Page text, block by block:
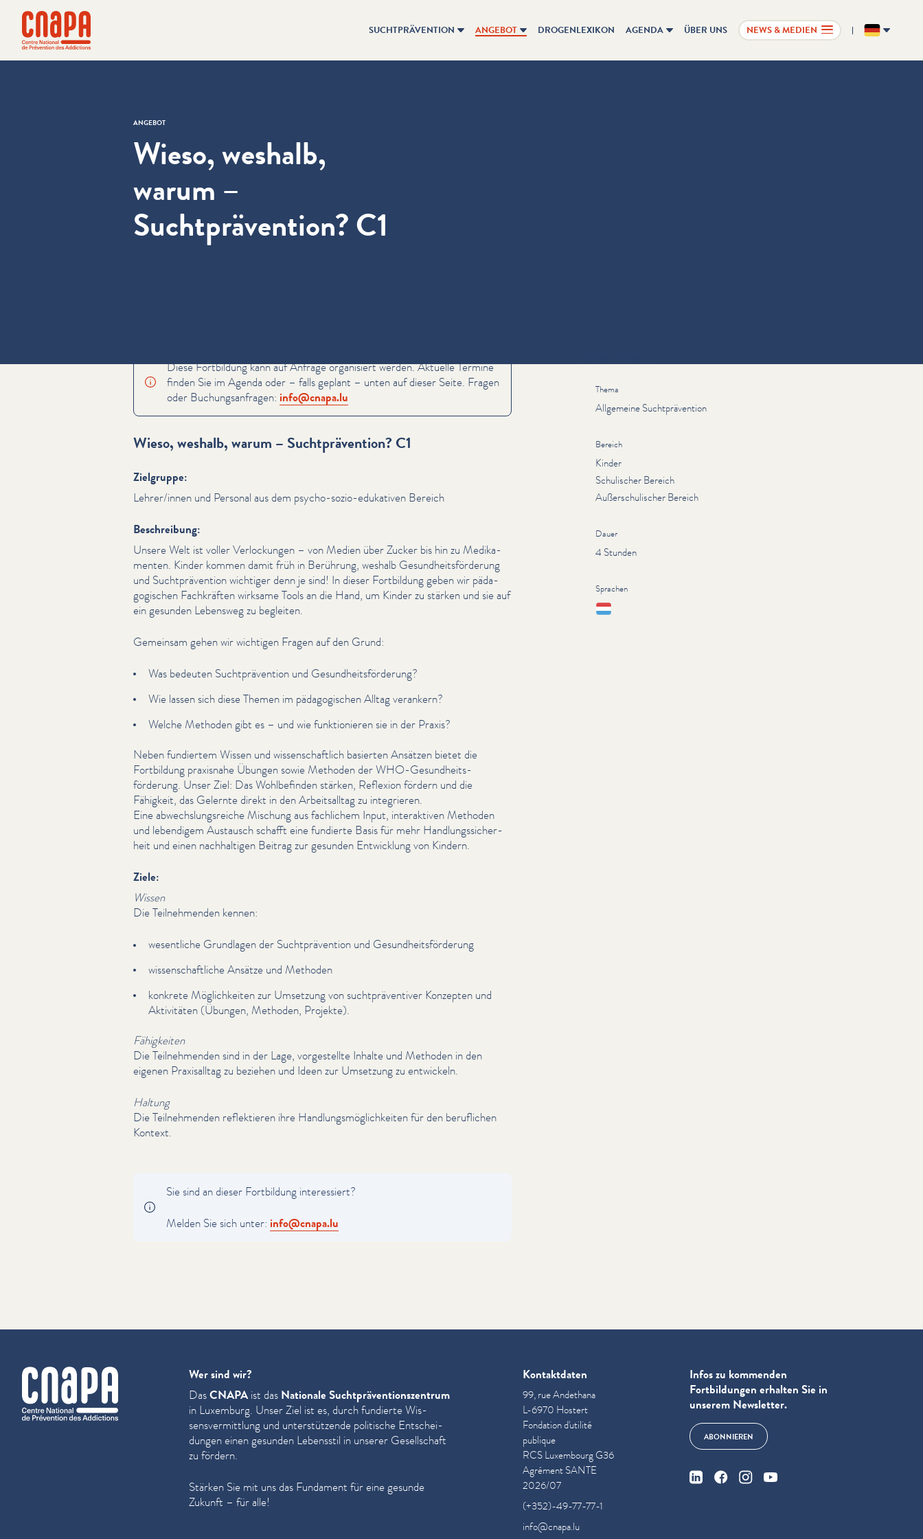
Direkt zum Inhalt springen
cnapa
SUCHTPRÄVENTION ANGEBOT DROGENLEXIKON AGENDA ÜBER UNS NEWS & MEDIEN DE
ANGEBOT
Wieso, weshalb,
warum –
Suchtprävention? C1
Thema
Allgemeine Suchtprävention
Bereich
Kinder
Schulischer Bereich
Außerschulischer Bereich
Dauer
4 Stunden
Sprachen
Lëtzebuergesch
Diese Fortbildung kann auf Anfrage organisiert werden. Aktuelle Termine
finden Sie im Agenda oder – falls geplant – unten auf dieser Seite. Fragen
oder Buchungsan­fra­gen: info@​cnapa.​lu
Wieso, weshalb, warum – Suchtprävention? C1
Zielgruppe:
Lehrer/​innen und Personal aus dem psycho-sozio-edukativen Bereich
Beschreibung:
Unsere Welt ist voller Ver­lock­un­gen – von Medien über Zucker bis hin zu Medika­
menten. Kinder kommen damit früh in Berührung, weshalb Gesund­heits­förderung
und Sucht­präven­tion wichtiger denn je sind! In dieser Fortbildung geben wir päd­a­
gogis­chen Fachkräften wirksame Tools an die Hand, um Kinder zu stärken und sie auf
ein gesunden Lebensweg zu begleiten.
Gemeinsam gehen wir wichtigen Fragen auf den Grund:
Was bedeuten Sucht­präven­tion und Gesund­heits­förderung?
Wie lassen sich diese Themen im päd­a­gogis­chen Alltag verankern?
Welche Methoden gibt es – und wie funk­tion­ieren sie in der Praxis?
Neben fundiertem Wissen und wis­senschaftlich basierten Ansätzen bietet die
Fortbildung praxisnahe Übungen sowie Methoden der WHO-Gesund­heits­
förderung. Unser Ziel: Das Wohlbefind­en stärken, Reflexion fördern und die
Fähigkeit, das Gelernte direkt in den Arbeit­sall­t­ag zu integrieren.
Eine abwech­slungsre­iche Mischung aus fachlichem Input, inter­ak­tiv­en Methoden
und lebendigem Austausch schafft eine fundierte Basis für mehr Hand­lungssicher­
heit und einen nach­halti­gen Beitrag zur gesunden Entwicklung von Kindern.
Ziele:
Wissen
Die Teil­nehmenden kennen:
wesentliche Grundlagen der Sucht­präven­tion und Gesund­heits­förderung
wis­senschaftliche Ansätze und Methoden
konkrete Möglichkeit­en zur Umsetzung von sucht­präven­tiv­er Konzepten und
Aktivitäten (Übungen, Methoden, Projekte).
Fähigkeiten
Die Teil­nehmenden sind in der Lage, vorgestellte Inhalte und Methoden in den
eigenen Prax­isall­t­ag zu beziehen und Ideen zur Umsetzung zu entwickeln.
Haltung
Die Teil­nehmenden reflek­tieren ihre Hand­lungsmöglichkeit­en für den beruflichen
Kontext.
Sie sind an dieser Fortbildung inter­essiert?
Melden Sie sich unter: info@​cnapa.​lu
cnapa
Wer sind wir?
DasCNAPAist das Nationale Sucht­präven­tion­szen­trum
in Luxemburg. Unser Ziel ist es, durch fundierte Wis­
sensver­mit­tlung und unter­stützende politische Entschei­
dun­gen einen gesunden Lebensstil in unserer Gesellschaft
zu fördern.
Stärken Sie mit uns das Fundament für eine gesunde
Zukunft – für alle!
Kontaktdaten
99, rue Andethana
L-6970 Hostert
Fondation d'utilité
publique
RCS Luxembourg G36
Agrément SANTE
2026/07
(+352)-49-77-77-1
info@cnapa.lu
Infos zu kommenden
Fortbildungen erhalten Sie in
unserem Newsletter.
ABONNIEREN
Cookie-Einstellungen